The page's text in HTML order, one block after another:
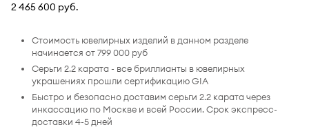
2 465 600 руб.
Стоимость ювелирных изделий в данном разделе
начинается от 799 000 руб
Серьги 2.2 карата - все бриллианты в ювелирных
украшениях прошли сертификацию GIA
Быстро и безопасно доставим серьги 2.2 карата через
инкассацию по Москве и всей России. Срок экспресс-
доставки 4-5 дней